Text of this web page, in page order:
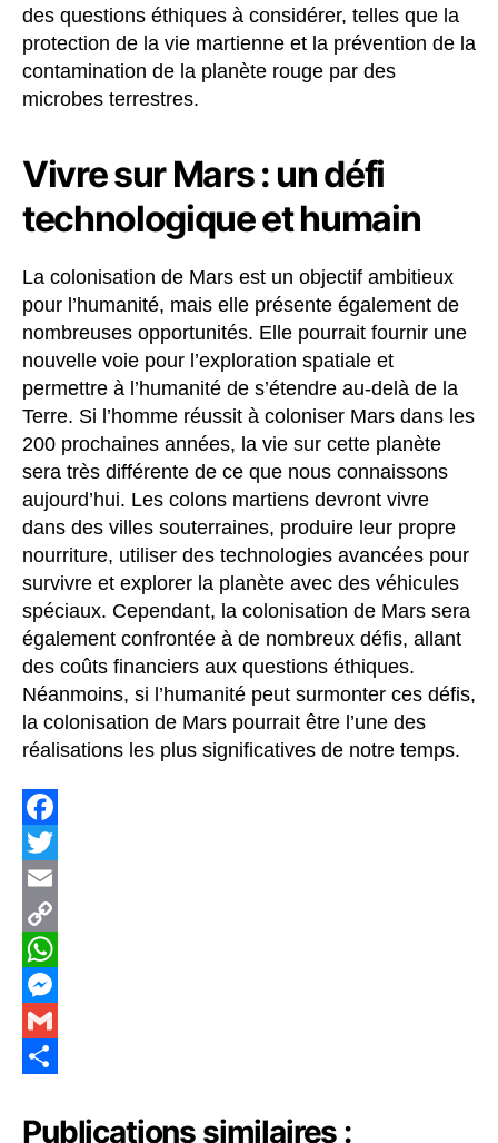
des questions éthiques à considérer, telles que la
protection de la vie martienne et la prévention de la
contamination de la planète rouge par des
microbes terrestres.
Vivre sur Mars : un défi
technologique et humain
La colonisation de Mars est un objectif ambitieux
pour l’humanité, mais elle présente également de
nombreuses opportunités. Elle pourrait fournir une
nouvelle voie pour l’exploration spatiale et
permettre à l’humanité de s’étendre au-delà de la
Terre. Si l’homme réussit à coloniser Mars dans les
200 prochaines années, la vie sur cette planète
sera très différente de ce que nous connaissons
aujourd’hui. Les colons martiens devront vivre
dans des villes souterraines, produire leur propre
nourriture, utiliser des technologies avancées pour
survivre et explorer la planète avec des véhicules
spéciaux. Cependant, la colonisation de Mars sera
également confrontée à de nombreux défis, allant
des coûts financiers aux questions éthiques.
Néanmoins, si l’humanité peut surmonter ces défis,
la colonisation de Mars pourrait être l’une des
réalisations les plus significatives de notre temps.
F
a
c
e
b
o
o
T
w
e
E
m
a
C
o
p
y
i
W
h
a
s
M
e
s
G
a
h
Publications similaires :